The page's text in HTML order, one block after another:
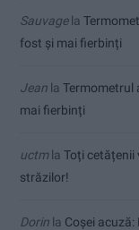
Sauvagela
fost și mai fierbinți
Jean la Termometrul
mai fierbinți
uctmla Toți cetățenii
străzilor!
Dorin la Coșei